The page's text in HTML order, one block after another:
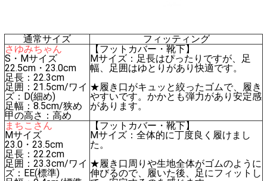
通常サイズ
フィッティング
さゆみちゃん
S・Mサイズ
22.5cm・23.0cm
足長：22.3cm
足囲：21.5cm/ワイ
ズ：D(細め)
足幅：8.5cm/狭め
甲の高さ：高め
【フットカバー・靴下】
Mサイズ：足長はぴったりですが、足
幅、足囲はゆとりがあり快適です。
★履き口がキュッと絞ったゴムで、履き
やすいです。かかとも弾力があり安定感
があります。
まちこさん
Mサイズ
23.0・23.5cm
足長：22.2cm
足囲：23.3cm/ワイ
ズ：EE(標準)
【フットカバー・靴下】
Mサイズ：全体的に丁度良く履けまし
た。
★履き口周りや生地全体がゴムのように
伸びるので、履いた後、足にフィットし